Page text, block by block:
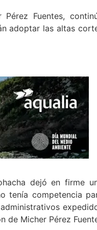
Fuentes,
adoptar las altas
dejó en firme
tenía competencia
de Micher Pérez